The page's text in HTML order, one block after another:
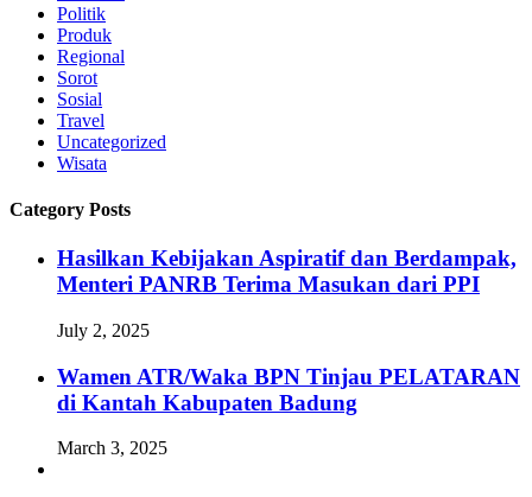
Politik
Produk
Regional
Sorot
Sosial
Travel
Uncategorized
Wisata
Category Posts
Hasilkan Kebijakan Aspiratif dan Berdampak,
Menteri PANRB Terima Masukan dari PPI
July 2, 2025
Wamen ATR/Waka BPN Tinjau PELATARAN
di Kantah Kabupaten Badung
March 3, 2025